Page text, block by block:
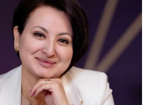
Академические
Вакансии
Академические
Вакансии
Заявка и сборы
Магистратура
Описание
Заявка и сборы
Подготовительные
Курсы
Программа Pre-
Студенческая
жизнь
Students'
Клубы
Психология